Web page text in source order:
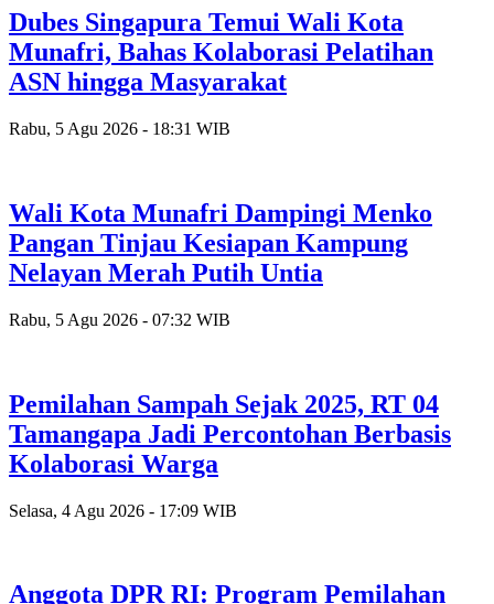
Dubes Singapura Temui Wali Kota
Munafri, Bahas Kolaborasi Pelatihan
ASN hingga Masyarakat
Rabu, 5 Agu 2026 - 18:31 WIB
Wali Kota Munafri Dampingi Menko
Pangan Tinjau Kesiapan Kampung
Nelayan Merah Putih Untia
Rabu, 5 Agu 2026 - 07:32 WIB
Pemilahan Sampah Sejak 2025, RT 04
Tamangapa Jadi Percontohan Berbasis
Kolaborasi Warga
Selasa, 4 Agu 2026 - 17:09 WIB
Anggota DPR RI: Program Pemilahan